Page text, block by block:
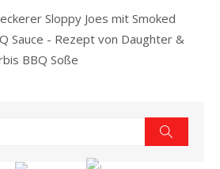
Sloppy Joes mit Smoked
Sauce - Rezept von Daughter &
BBQ Soße